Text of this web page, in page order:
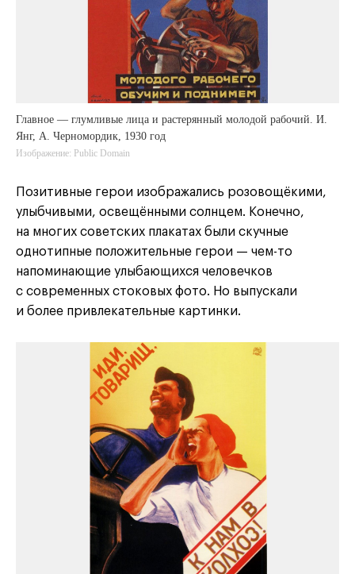
Главное — глумливые лица и растерянный молодой рабочий. И.
Янг, А. Черномордик, 1930 год
Изображение: Public Domain
Позитивные герои изображались розовощёкими,
улыбчивыми, освещёнными солнцем. Конечно,
на многих советских плакатах были скучные
однотипные положительные герои — чем-то
напоминающие улыбающихся человечков
с современных стоковых фото. Но выпускали
и более привлекательные картинки.